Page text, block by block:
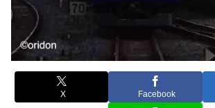
X Facebook